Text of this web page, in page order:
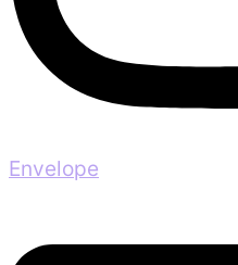
Envelope